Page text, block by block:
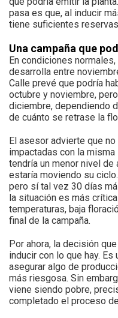
pasa es que, al inducir
tiene suficientes
Una campaña que
En condiciones
desarrolla entre
Calle prevé que podría
octubre y noviembre,
diciembre, dependiendo
de cuánto se retrase la
El asesor advierte que
impactadas con la
tendría un menor nivel de
estaría moviendo su
pero sí tal vez 30 días
la situación es más
temperaturas, baja
final de la campaña.
Por ahora, la decisión
inducir con lo que hay.
asegurar algo de
más riesgosa. Sin
viene siendo pobre,
completado el proceso